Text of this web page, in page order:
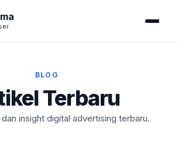
BLOG
Terbaru
insight digital advertising terbaru.